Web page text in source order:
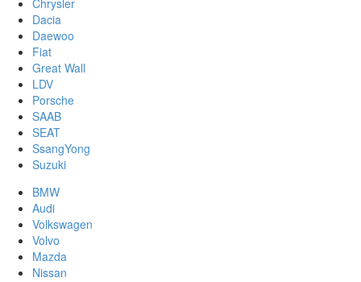
Chrysler
Dacia
Daewoo
Fiat
Great Wall
LDV
Porsche
SAAB
SEAT
SsangYong
Suzuki
BMW
Audi
Volkswagen
Volvo
Mazda
Nissan